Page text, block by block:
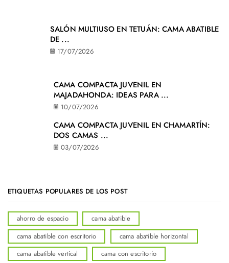
SALÓN MULTIUSO EN TETUÁN: CAMA ABATIBLE
DE ...
17/07/2026
CAMA COMPACTA JUVENIL EN
MAJADAHONDA: IDEAS PARA ...
10/07/2026
CAMA COMPACTA JUVENIL EN CHAMARTÍN:
DOS CAMAS ...
03/07/2026
ETIQUETAS POPULARES DE LOS POST
ahorro de espacio
cama abatible
cama abatible con escritorio
cama abatible horizontal
cama abatible vertical
cama con escritorio